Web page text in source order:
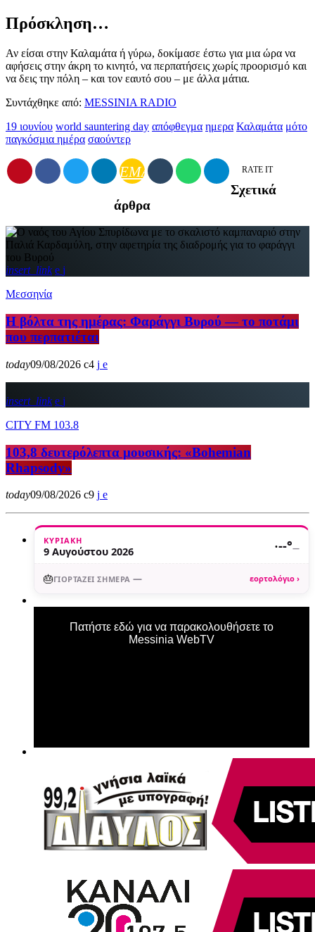
Πρόσκληση…
Αν είσαι στην Καλαμάτα ή γύρω, δοκίμασε έστω για μια ώρα να
αφήσεις στην άκρη το κινητό, να περπατήσεις χωρίς προορισμό και
να δεις την πόλη – και τον εαυτό σου – με άλλα μάτια.
Συντάχθηκε από: MESSINIA RADIO
19 ιουνίου world sauntering day απόφθεγμα ημερα Καλαμάτα μότο
παγκόσμια ημέρα σαούντερ
EMAIL RATE IT
Σχετικά
άρθρα
insert_link
Μεσσηνία
Η βόλτα της ημέρας: Φαράγγι Βυρού — το ποτάμι
που περπατιέται
today09/08/2026 4
insert_link
CITY FM 103.8
103,8 δευτερόλεπτα μουσικής: «Bohemian
Rhapsody»
today09/08/2026 9
ΚΥΡΙΑΚΉ
9 Αυγούστου 2026 ·--°—
🎂ΓΙΟΡΤΆΖΕΙ ΣΉΜΕΡΑ — εορτολόγιο ›
Πατήστε εδώ για να παρακολουθήσετε το
Messinia WebTV